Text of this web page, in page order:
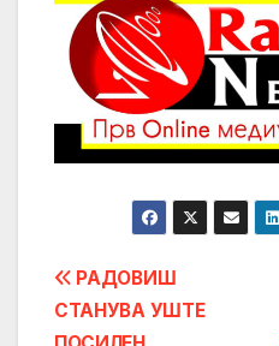
Post
navigation
РАДОВИШ
СТАНУВА УШТЕ